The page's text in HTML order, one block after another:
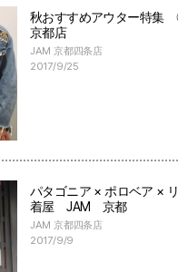
秋おすすめアウター特
京都店
JAM 京都四条店
2017/9/25
パタゴニア × ポロベア ×
着屋 JAM 京都
JAM 京都四条店
2017/9/9